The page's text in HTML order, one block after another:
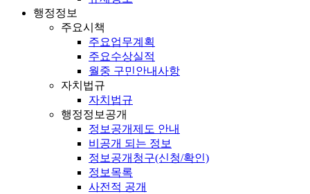
행정정보
주요시책
주요업무계획
주요수상실적
월중 구민안내사항
자치법규
자치법규
행정정보공개
정보공개제도 안내
비공개 되는 정보
정보공개청구(신청/확인)
정보목록
사전적 공개